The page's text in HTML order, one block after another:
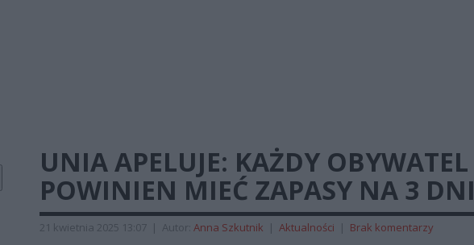
UNIA APELUJE: KAŻDY OBYWATEL
POWINIEN MIEĆ ZAPASY NA 3 DNI
21 kwietnia 2025 13:07 | Autor: Anna Szkutnik | Aktualności | Brak komentarzy